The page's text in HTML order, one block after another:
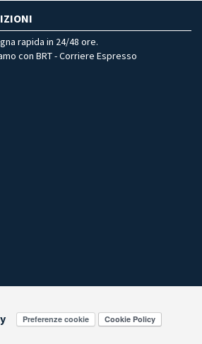
rapida in 24/48 ore.
con BRT - Corriere Espresso
Preferenze cookie